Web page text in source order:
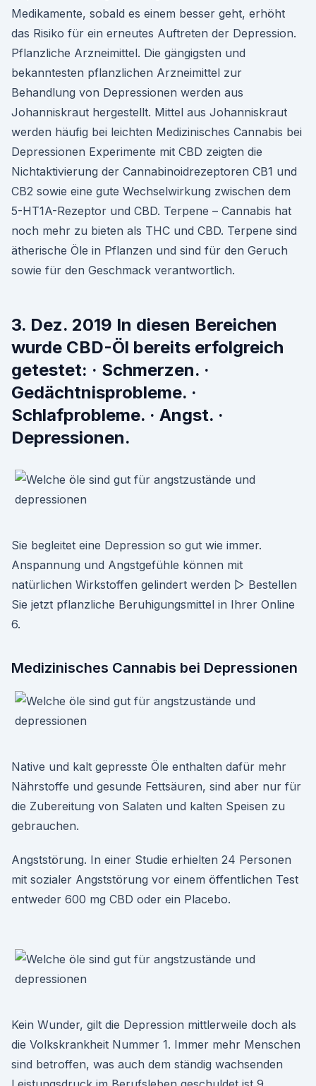
Medikamente, sobald es einem besser geht, erhöht
das Risiko für ein erneutes Auftreten der Depression.
Pflanzliche Arzneimittel. Die gängigsten und
bekanntesten pflanzlichen Arzneimittel zur
Behandlung von Depressionen werden aus
Johanniskraut hergestellt. Mittel aus Johanniskraut
werden häufig bei leichten Medizinisches Cannabis bei
Depressionen Experimente mit CBD zeigten die
Nichtaktivierung der Cannabinoidrezeptoren CB1 und
CB2 sowie eine gute Wechselwirkung zwischen dem
5-HT1A-Rezeptor und CBD. Terpene – Cannabis hat
noch mehr zu bieten als THC und CBD. Terpene sind
ätherische Öle in Pflanzen und sind für den Geruch
sowie für den Geschmack verantwortlich.
3. Dez. 2019 In diesen Bereichen
wurde CBD-Öl bereits erfolgreich
getestet: · Schmerzen. ·
Gedächtnisprobleme. ·
Schlafprobleme. · Angst. ·
Depressionen.
Sie begleitet eine Depression so gut wie immer.
Anspannung und Angstgefühle können mit
natürlichen Wirkstoffen gelindert werden ▻ Bestellen
Sie jetzt pflanzliche Beruhigungsmittel in Ihrer Online
6.
Medizinisches Cannabis bei Depressionen
Native und kalt gepresste Öle enthalten dafür mehr
Nährstoffe und gesunde Fettsäuren, sind aber nur für
die Zubereitung von Salaten und kalten Speisen zu
gebrauchen.
Angststörung. In einer Studie erhielten 24 Personen
mit sozialer Angststörung vor einem öffentlichen Test
entweder 600 mg CBD oder ein Placebo.
Kein Wunder, gilt die Depression mittlerweile doch als
die Volkskrankheit Nummer 1. Immer mehr Menschen
sind betroffen, was auch dem ständig wachsenden